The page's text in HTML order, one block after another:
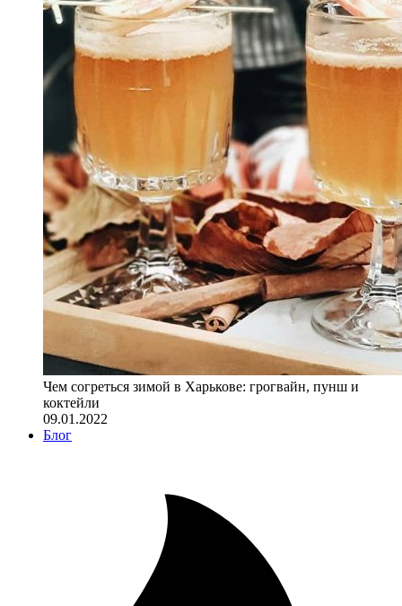
Чем согреться зимой в Харькове: грогвайн, пунш и
коктейли
09.01.2022
Блог